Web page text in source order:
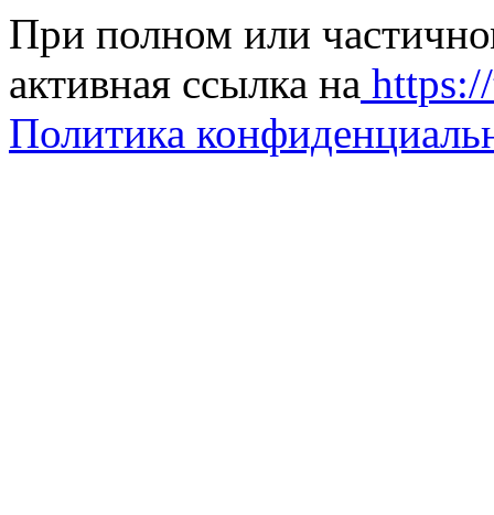
При полном или
активная ссылка на
Политика